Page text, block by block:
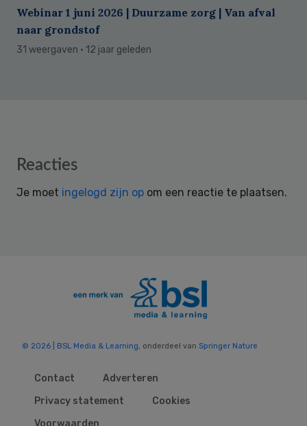
Webinar 1 juni 2026 | Duurzame zorg | Van afval
naar grondstof
31 weergaven · 12 jaar geleden
Reader
Reacties
Je moet ingelogd zijn op om een reactie te plaatsen.
© 2026 | BSL Media & Learning, onderdeel van Springer Nature
Contact
Adverteren
Privacy statement
Cookies
Voorwaarden